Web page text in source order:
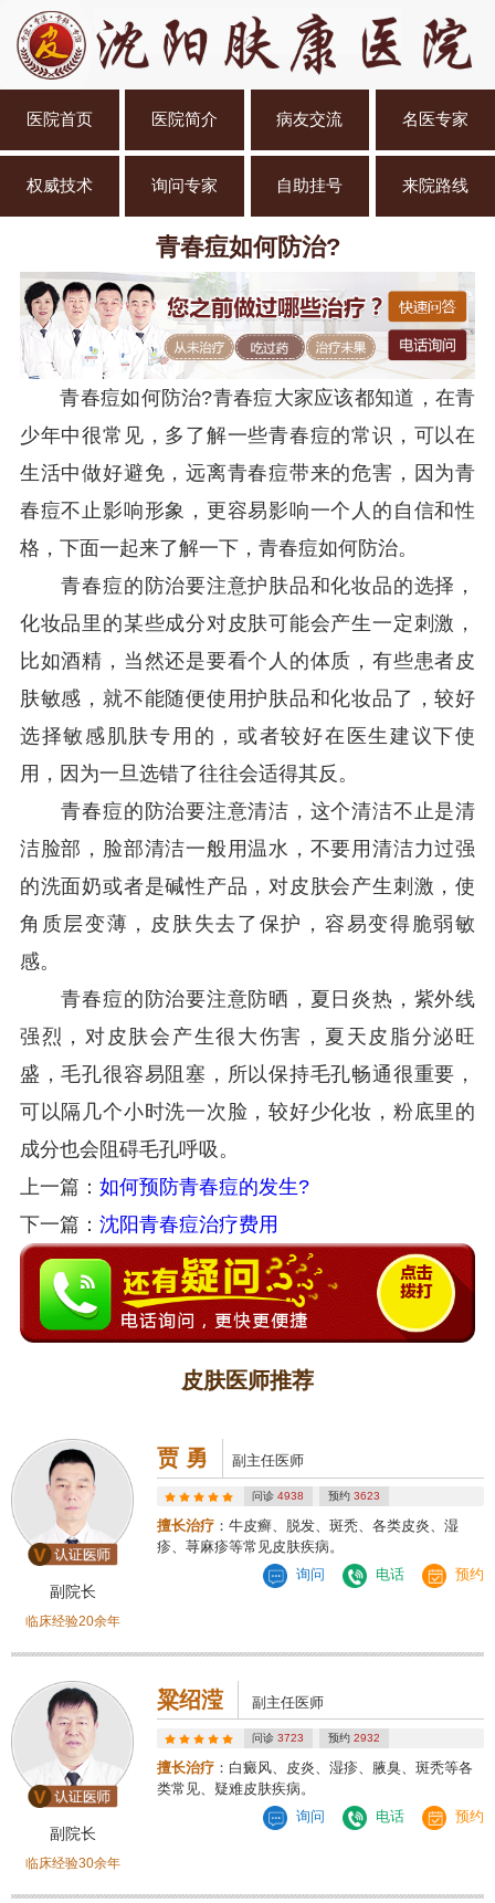
医院首页 医院简介 病友交流 名医专家
权威技术 询问专家 自助挂号 来院路线
青春痘如何防治?
青春痘如何防治?青春痘大家应该都知道，在青
少年中很常见，多了解一些青春痘的常识，可以在
生活中做好避免，远离青春痘带来的危害，因为青
春痘不止影响形象，更容易影响一个人的自信和性
格，下面一起来了解一下，青春痘如何防治。
青春痘的防治要注意护肤品和化妆品的选择，
化妆品里的某些成分对皮肤可能会产生一定刺激，
比如酒精，当然还是要看个人的体质，有些患者皮
肤敏感，就不能随便使用护肤品和化妆品了，较好
选择敏感肌肤专用的，或者较好在医生建议下使
用，因为一旦选错了往往会适得其反。
青春痘的防治要注意清洁，这个清洁不止是清
洁脸部，脸部清洁一般用温水，不要用清洁力过强
的洗面奶或者是碱性产品，对皮肤会产生刺激，使
角质层变薄，皮肤失去了保护，容易变得脆弱敏
感。
青春痘的防治要注意防晒，夏日炎热，紫外线
强烈，对皮肤会产生很大伤害，夏天皮脂分泌旺
盛，毛孔很容易阻塞，所以保持毛孔畅通很重要，
可以隔几个小时洗一次脸，较好少化妆，粉底里的
成分也会阻碍毛孔呼吸。
上一篇： 如何预防青春痘的发生?
下一篇： 沈阳青春痘治疗费用
皮肤医师推荐
副院长
临床经验20余年
贾 勇 副主任医师
问诊4938 预约 3623
擅长治疗 ：牛皮癣、脱发、斑秃、各类皮炎、湿
疹、荨麻疹等常见皮肤疾病。
询问
电话 预约
副院长
临床经验30余年
粱绍滢 副主任医师
问诊3723 预约 2932
擅长治疗 ：白癜风、皮炎、湿疹、腋臭、斑秃等各
类常见、疑难皮肤疾病。
询问
电话 预约